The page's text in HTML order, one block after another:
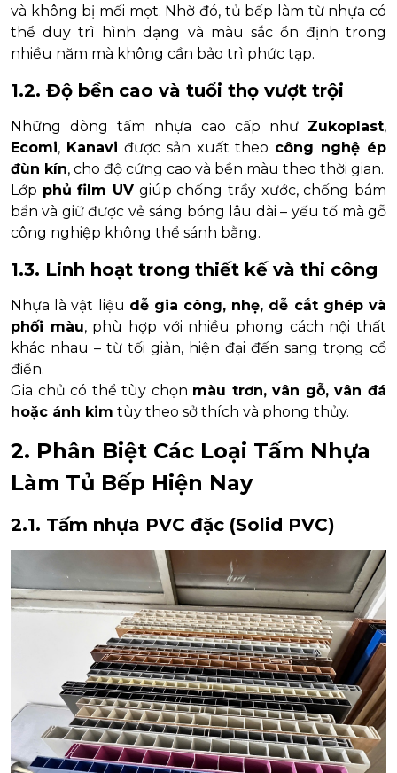
và không bị mối mọt. Nhờ đó, tủ bếp làm từ nhựa có
thể duy trì hình dạng và màu sắc ổn định trong
nhiều năm mà không cần bảo trì phức tạp.
1.2. Độ bền cao và tuổi thọ vượt trội
Những dòng tấm nhựa cao cấp như Zukoplast,
Ecomi, Kanavi được sản xuất theo công nghệ ép
đùn kín, cho độ cứng cao và bền màu theo thời gian.
Lớp phủ film UV giúp chống trầy xước, chống bám
bẩn và giữ được vẻ sáng bóng lâu dài – yếu tố mà gỗ
công nghiệp không thể sánh bằng.
1.3. Linh hoạt trong thiết kế và thi công
Nhựa là vật liệu dễ gia công, nhẹ, dễ cắt ghép và
phối màu, phù hợp với nhiều phong cách nội thất
khác nhau – từ tối giản, hiện đại đến sang trọng cổ
điển.
Gia chủ có thể tùy chọn màu trơn, vân gỗ, vân đá
hoặc ánh kim tùy theo sở thích và phong thủy.
2. Phân Biệt Các Loại Tấm Nhựa
Làm Tủ Bếp Hiện Nay
2.1. Tấm nhựa PVC đặc (Solid PVC)